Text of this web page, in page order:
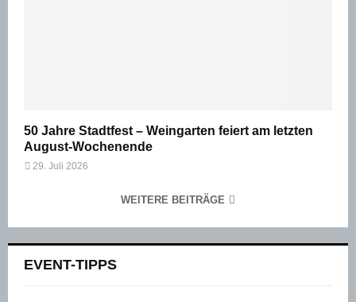
50 Jahre Stadtfest – Weingarten feiert am letzten
August-Wochenende
29. Juli 2026
WEITERE BEITRÄGE
EVENT-TIPPS